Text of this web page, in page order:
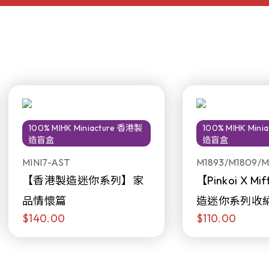
100% MIHK Miniacture 香港製
造盲盒
MINI7-AST
【香港製造迷你系列】家
品情懷篇
$140.00
100% MIHK
造盲盒
M1893/M1809/
【Pinkoi X
造迷你系列收
日限定發售)
$110.00